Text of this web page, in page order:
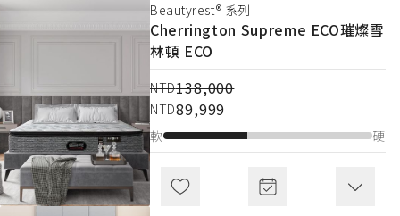
Beautyrest® 系列
Cherrington Supreme ECO璀燦雪
林頓 ECO
NTD138,000
NTD89,999
軟 硬
BetterSleep® 系列
Primary首選
NTD48,000
NTD29,999
軟